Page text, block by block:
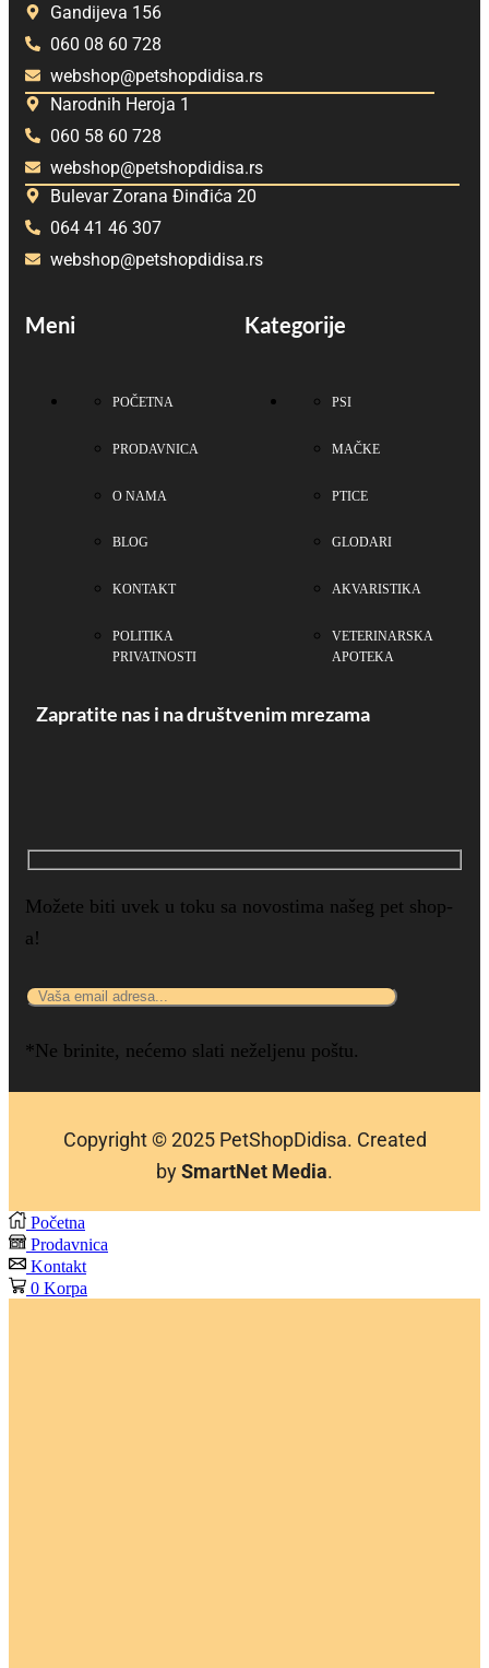
Gandijeva 156
060 08 60 728
webshop@petshopdidisa.rs
Narodnih Heroja 1
060 58 60 728
webshop@petshopdidisa.rs
Bulevar Zorana Đinđića 20
064 41 46 307
webshop@petshopdidisa.rs
Meni
POČETNA
PRODAVNICA
O NAMA
BLOG
KONTAKT
POLITIKA
PRIVATNOSTI
Kategorije
PSI
MAČKE
PTICE
GLODARI
AKVARISTIKA
VETERINARSKA
APOTEKA
Zapratite nas i na društvenim mrezama
Možete biti uvek u toku sa novostima našeg pet shop-
a!
*Ne brinite, nećemo slati neželjenu poštu.
Copyright © 2025 PetShopDidisa. Created
bySmartNet Media.
Početna
Prodavnica
Kontakt
0 Korpa